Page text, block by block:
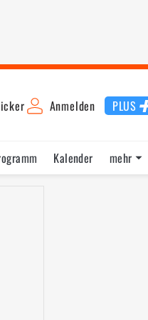
Anmelden PLUS
Kalender
mehr